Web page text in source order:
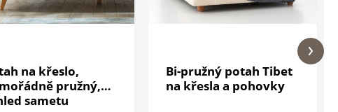
na křeslo,
pružný,
sametu
Bi-pružný potah Tibet
na křesla a pohovky